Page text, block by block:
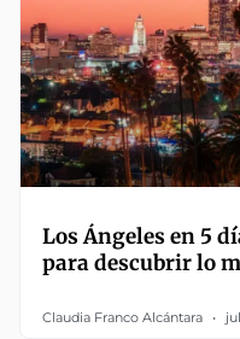
Los Ángeles en 5
para descubrir lo
Claudia Franco Alcántara